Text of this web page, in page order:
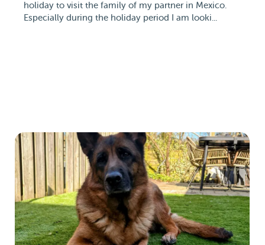
holiday to visit the family of my partner in Mexico.
Especially during the holiday period I am looki...